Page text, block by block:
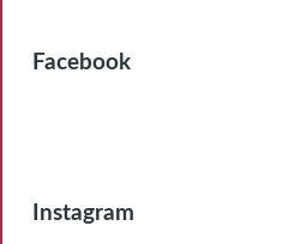
Facebook
Instagram